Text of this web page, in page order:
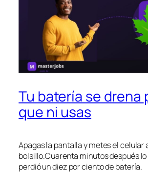
Tu batería se drena
que ni usas
Apagas la pantalla y metes el celular
bolsillo.Cuarenta minutos después lo
perdió un diez por ciento de batería.